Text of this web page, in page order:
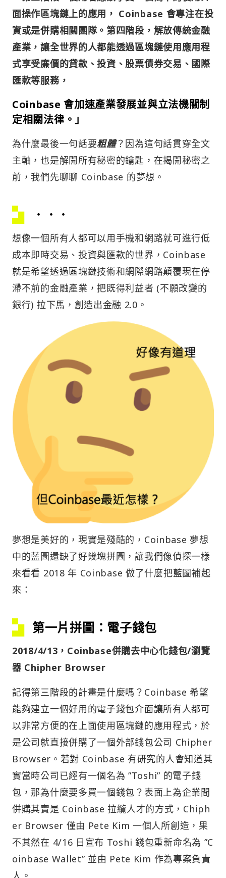
面操作區塊鏈上的應用， Coinbase 會專注在投
資或是併購相關團隊。第四階段，解放傳統金融
產業，讓全世界的人都能透過區塊鏈使用應用程
式享受廉價的貸款、投資、股票債券交易、國際
匯款等服務，
Coinbase 會加速產業發展並與立法機關制
定相關法律。」
為什麼最後一句話要粗體？因為這句話貫穿全文
主軸，也是解開所有秘密的鑰匙，在揭開秘密之
前，我們先聊聊 Coinbase 的夢想。
．．．
想像一個所有人都可以用手機和網路就可進行低
成本即時交易、投資與匯款的世界，Coinbase
就是希望透過區塊鏈技術和網際網路顛覆現在停
滯不前的金融產業，把既得利益者 (不願改變的
銀行) 拉下馬，創造出金融 2.0。
夢想是美好的，現實是殘酷的，Coinbase 夢想
中的藍圖還缺了好幾塊拼圖，讓我們像偵探一樣
來看看 2018 年 Coinbase 做了什麼把藍圖補起
來：
第一片拼圖：電子錢包
2018/4/13，Coinbase併購去中心化錢包/瀏覽
器 Chipher Browser
記得第三階段的計畫是什麼嗎？Coinbase 希望
能夠建立一個好用的電子錢包介面讓所有人都可
以非常方便的在上面使用區塊鏈的應用程式，於
是公司就直接併購了一個外部錢包公司 Chipher
Browser。若對 Coinbase 有研究的人會知道其
實當時公司已經有一個名為 ”Toshi” 的電子錢
包，那為什麼要多買一個錢包？表面上為企業間
併購其實是 Coinbase 拉纜人才的方式，Chiph
er Browser 僅由 Pete Kim 一個人所創造，果
不其然在 4/16 日宣布 Toshi 錢包重新命名為 ”C
oinbase Wallet” 並由 Pete Kim 作為專案負責